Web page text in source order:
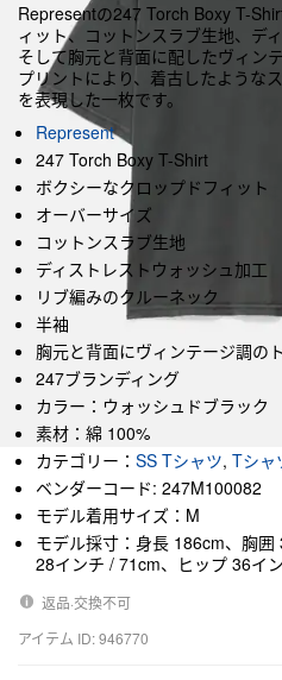
Representの247 Torch Boxy T-
ィット、コットンスラブ生地、デ
そして胸元と背面に配したヴィン
プリントにより、着古したような
を表現した一枚です。
Represent
247 Torch Boxy T-Shirt
ボクシーなクロップドフィット
オーバーサイズ
コットンスラブ生地
ディストレストウォッシュ加工
リブ編みのクルーネック
半袖
胸元と背面にヴィンテージ調の
247ブランディング
カラー：ウォッシュドブラック
素材：綿 100%
カテゴリー： SS Tシャツ, Tシャ
ベンダーコード: 247M100082
モデル着用サイズ：M
モデル採寸：身長 186cm、胸
28インチ / 71cm、ヒップ 36イ
返品·交換不可
アイテム ID: 946770